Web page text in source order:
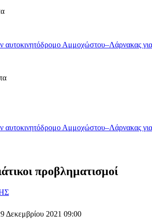
αυτοκινητόδρομο Αμμοχώστου–Λάρνακας
αυτοκινητόδρομο Αμμοχώστου–Λάρνακας
προβληματισμοί
Δεκεμβρίου 2021 09:00